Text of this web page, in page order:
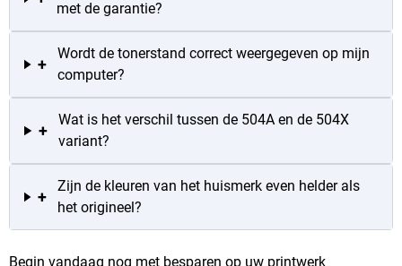
met de garantie?
+
Wordt de tonerstand correct weergegeven op mijn
computer?
+
Wat is het verschil tussen de 504A en de 504X
variant?
+
Zijn de kleuren van het huismerk even helder als
het origineel?
Begin vandaag nog met besparen op uw printwerk